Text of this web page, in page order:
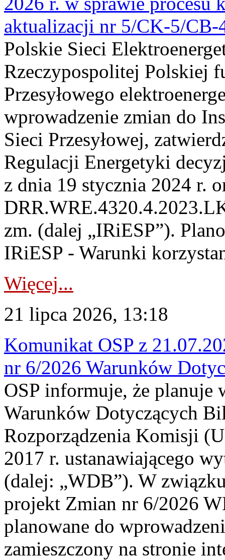
aktualizacji nr 5/CK-5/CB-
Polskie Sieci
Rzeczypospolitej Polskiej
Przesyłowego
wprowadzenie zmian do
Sieci Przesyłowej,
Regulacji Energetyki
z dnia 19 stycznia 2024 r.
zm. (dalej „IRiESP”).
IRiESP - Warunki
Więcej...
21 lipca 2026, 13:18
Komunikat OSP z
nr 6/2026 Warunków
OSP informuje, że planuje
Warunków Dotyczących
Rozporządzenia Komisji
2017 r. ustanawiającego
(dalej: „WDB”). W
projekt Zmian nr 6/2026
planowane do
zamieszczony na stronie